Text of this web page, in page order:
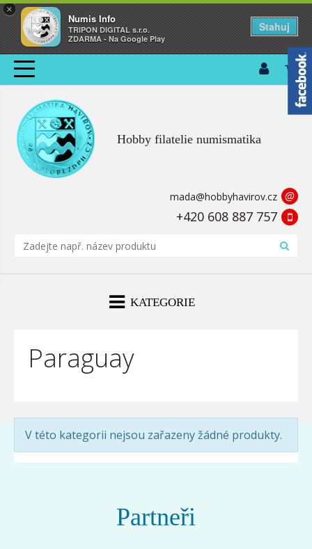
×
Numis Info
TRIPON DIGITAL s.r.o.
ZDARMA - Na Google Play
Stahuj
Hobby filatelie numismatika
mada@hobbyhavirov.cz @
+420 608 887 757
KATEGORIE
Paraguay
V této kategorii nejsou zařazeny žádné produkty.
Partneři